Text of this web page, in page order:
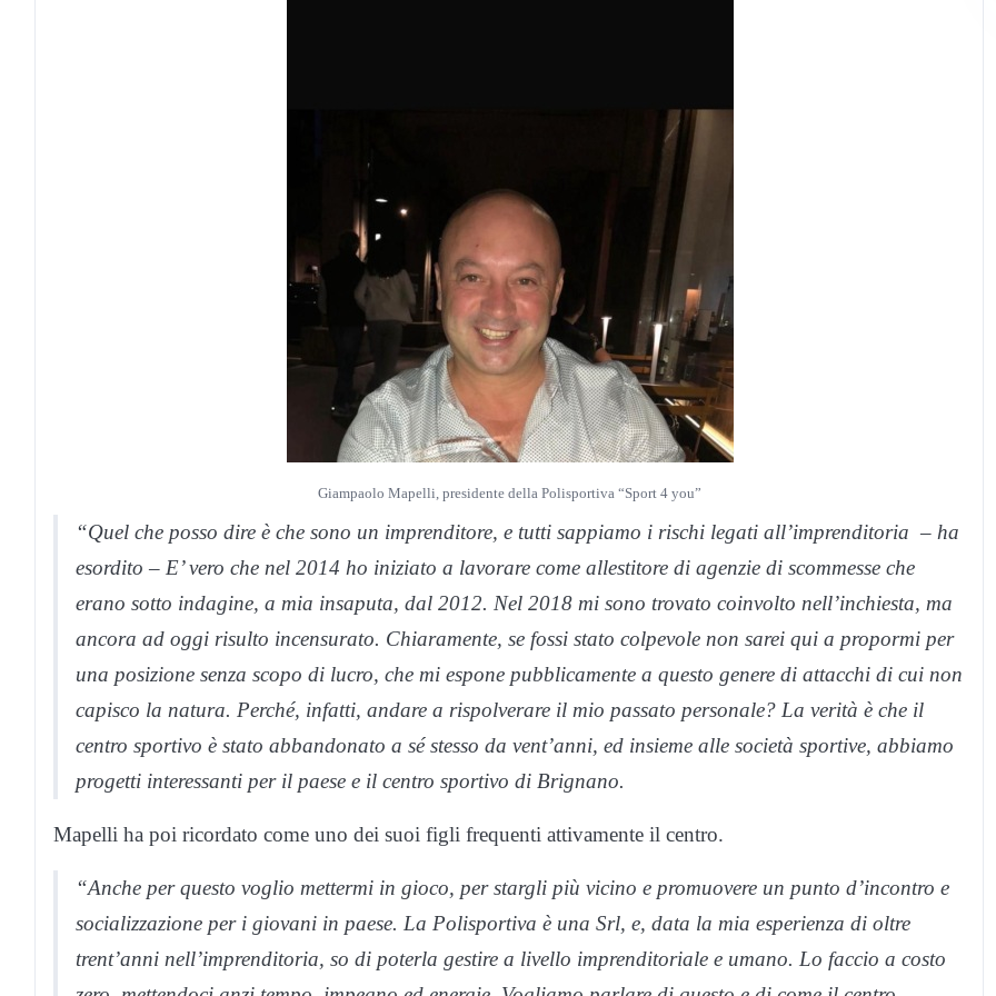
Giampaolo Mapelli, presidente della Polisportiva “Sport 4 you”
“Quel che posso dire è che sono un imprenditore, e tutti sappiamo i rischi legati all’imprenditoria – ha
esordito – E’ vero che nel 2014 ho iniziato a lavorare come allestitore di agenzie di scommesse che
erano sotto indagine, a mia insaputa, dal 2012. Nel 2018 mi sono trovato coinvolto nell’inchiesta, ma
ancora ad oggi risulto incensurato. Chiaramente, se fossi stato colpevole non sarei qui a propormi per
una posizione senza scopo di lucro, che mi espone pubblicamente a questo genere di attacchi di cui non
capisco la natura. Perché, infatti, andare a rispolverare il mio passato personale? La verità è che il
centro sportivo è stato abbandonato a sé stesso da vent’anni, ed insieme alle società sportive, abbiamo
progetti interessanti per il paese e il centro sportivo di Brignano.
Mapelli ha poi ricordato come uno dei suoi figli frequenti attivamente il centro.
“Anche per questo voglio mettermi in gioco, per stargli più vicino e promuovere un punto d’incontro e
socializzazione per i giovani in paese. La Polisportiva è una Srl, e, data la mia esperienza di oltre
trent’anni nell’imprenditoria, so di poterla gestire a livello imprenditoriale e umano. Lo faccio a costo